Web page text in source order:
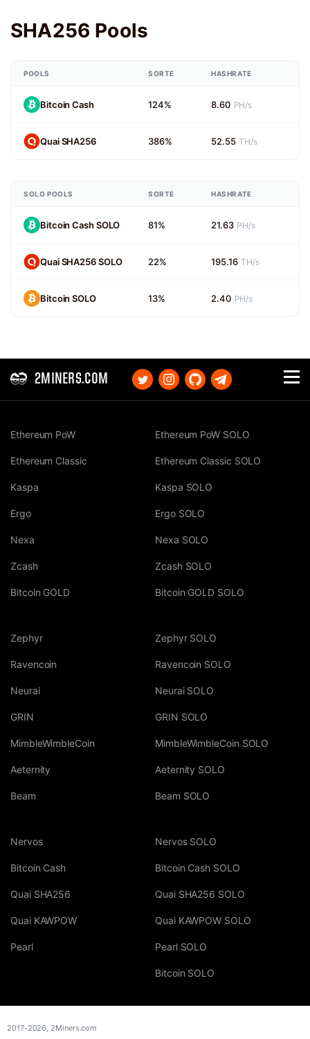
SHA256 Pools
POOLS SORTE HASHRATE
Bitcoin Cash 124% 8.60 PH/s
Quai SHA256 386% 52.55 TH/s
SOLO POOLS SORTE HASHRATE
Bitcoin Cash SOLO 81% 21.63 PH/s
Quai SHA256 SOLO 22% 195.16 TH/s
Bitcoin SOLO 13% 2.40 PH/s
2MINERS.COM
Ethereum PoW
Ethereum Classic
Kaspa
Ergo
Nexa
Zcash
Bitcoin GOLD
Ethereum PoW SOLO
Ethereum Classic SOLO
Kaspa SOLO
Ergo SOLO
Nexa SOLO
Zcash SOLO
Bitcoin GOLD SOLO
Zephyr
Ravencoin
Neurai
GRIN
MimbleWimbleCoin
Aeternity
Beam
Zephyr SOLO
Ravencoin SOLO
Neurai SOLO
GRIN SOLO
MimbleWimbleCoin SOLO
Aeternity SOLO
Beam SOLO
Nervos
Bitcoin Cash
Quai SHA256
Quai KAWPOW
Pearl
Nervos SOLO
Bitcoin Cash SOLO
Quai SHA256 SOLO
Quai KAWPOW SOLO
Pearl SOLO
Bitcoin SOLO
2017-2026, 2Miners.com